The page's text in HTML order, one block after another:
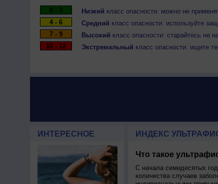
0 - 3
Низкий класс опасности: можно не
4 - 6
Средний класс опасности: используйте
7 - 9
Высокий класс опасности: старайтесь не
10 - 12
Экстремальный класс опасности: ищите
ИНТЕРЕСНОЕ ИНДЕКС
Что такое
С начала семидесятых
количества случаев